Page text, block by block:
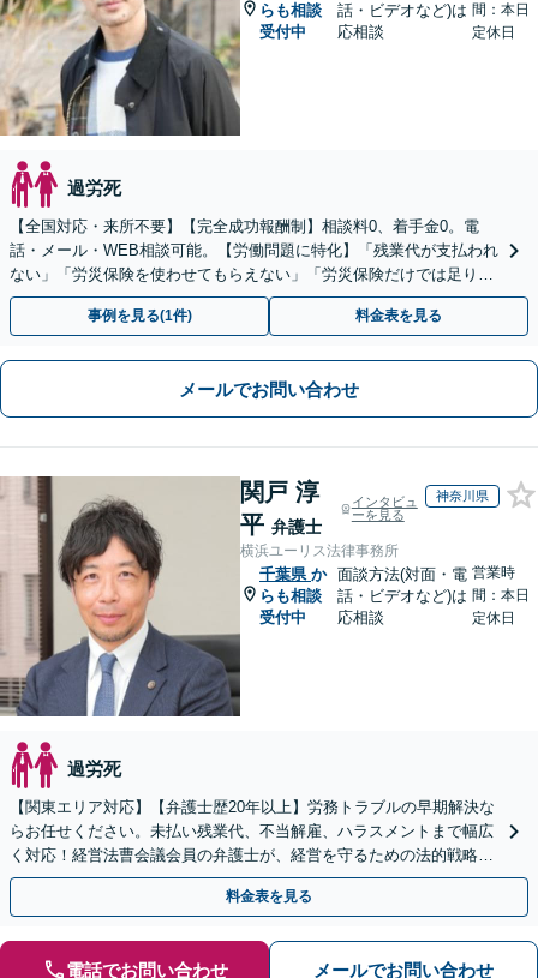
らも相談
受付中
話・ビデオなど)は
応相談
間：本日
定休日
過労死
【全国対応・来所不要】【完全成功報酬制】相談料0、着手金0。電
話・メール・WEB相談可能。【労働問題に特化】「残業代が支払われ
ない」「労災保険を使わせてもらえない」「労災保険だけでは足りな
い。損害賠償請求したい」など労働問題はお任せを。
事例を見る(1件) 料金表を見る
メールでお問い合わせ
関戸 淳
平 弁護士
インタビュ
ーを見る
神奈川県
横浜ユーリス法律事務所
千葉県 か
らも相談
受付中
面談方法(対面・電
話・ビデオなど)は
応相談
営業時
間：本日
定休日
過労死
【関東エリア対応】【弁護士歴20年以上】労務トラブルの早期解決な
らお任せください。未払い残業代、不当解雇、ハラスメントまで幅広
く対応！経営法曹会議会員の弁護士が、経営を守るための法的戦略を
提案します【夜間や休日相談も対応可能】
料金表を見る
電話でお問い合わせ メールでお問い合わせ